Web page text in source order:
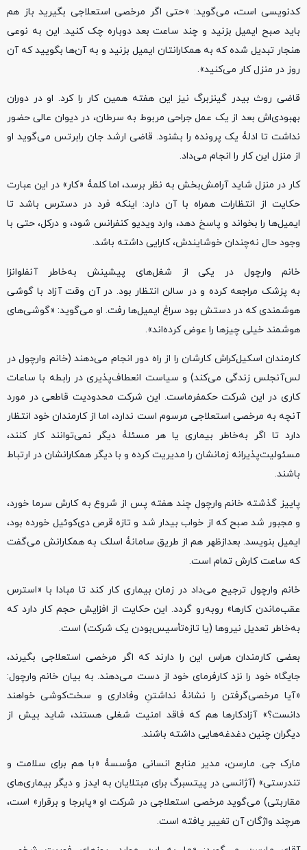
کدنویسی است، می‌گوید: «حتی اگر مرخصی استعلاجی بگیرید باز هم
باید صبح ایمیل بزنید و چند ساعت بعد دوباره چک کنید. این به نوعی
هنجار تبدیل شده که به همکارانتان ایمیل بزنید و به آن‌ها بگویید که آن
روز در منزل کار می‌کنید».
قاضی روث بیدر گینزبرگ نیز این هفته همین کار را کرد. او در دوران
بهبودی‌اش بعد از یک عمل جراحی مربوط به سرطان، در دیوان عالی حضور
نداشت تا ادلۀ یک پرونده را بشنود. قاضی ارشد جان رابرتس می‌گوید او
از منزل این کار را انجام می‌داد.
کار در منزل شاید آرامش‌بخش به نظر برسد، اما کلمۀ «کار» در این عبارت
حکایت از انتظارات همراه با آن دارد: اینکه فرد در دسترس باشد تا
ایمیل‌ها را بخواند و پاسخ دهد، وارد ویدیو کنفرانس شود، و درکل، حتی با
وجود حال نه‌چندان خوشایندش، کارایی داشته باشد.
خانم وارچول در یکی از شغل‌های پیشینش به‌خاطر آنفلوانزا
به پزشک مراجعه کرده و در سالن انتظار بود. در آن وقت آزاد با گوشی
هوشمندی که در دستش بود سراغ ایمیل‌ها رفت. او می‌گوید: «گوشی‌های
هوشمند خیلی چیزها را عوض کرده‌اند».
کارمندان اسکیل‌کراش کارشان را از راه دور انجام می‌دهند (خانم وارچول در
لس‌آنجلس زندگی می‌کند) و سیاست انعطاف‌پذیری در رابطه با ساعات
کاری در این شرکت حکمفرماست. این شرکت محدودیت قاطعی در مورد
آنچه به مرخصی استعلاجی مرسوم است ندارد، اما از کارمندان خود انتظار
دارد تا اگر به‌خاطر بیماری یا هر مسئلۀ دیگر نمی‌توانند کار کنند،
مسئولیت‌پذیرانه زمانشان را مدیریت کرده و با دیگر همکارانشان در ارتباط
باشند.
پاییز گذشته خانم وارچول چند هفته پس از شروع به کارش سرما خورد،
و مجبور شد صبح که از خواب بیدار شد و تازه قرص دی‌کوئیل خورده بود،
ایمیل بنویسد. بعدازظهر هم از طریق سامانۀ اسلک به همکارانش می‌گفت
که ساعت کارش تمام است.
خانم وارچول ترجیح می‌داد در زمان بیماری کار کند تا مبادا با «استرس
عقب‌ماندن کارها» روبه‌رو گردد. این حکایت از افزایش حجم کار دارد که
به‌خاطر تعدیل نیروها (یا تازه‌تأسیس‌بودن یک شرکت) است.
بعضی کارمندان هراس این را دارند که اگر مرخصی استعلاجی بگیرند،
جایگاه خود را نزد کارفرمای خود از دست می‌دهند. به بیان خانم وارچول:
«آیا مرخصی‌گرفتن را نشانۀ نداشتنِ وفاداری و سخت‌کوشی خواهند
دانست؟» آزادکارها هم که فاقد امنیت شغلی هستند، شاید بیش از
دیگران چنین دغدغه‌هایی داشته باشند.
مارک جی. مارسن، مدیر منابع انسانی مؤسسۀ «با هم برای سلامت و
تندرستی» (آژانسی در پیتسبرگ برای مبتلایان به ایدز و دیگر بیماری‌های
مقاربتی) می‌گوید مرخصی استعلاجی در شرکت او «پابرجا و برقرار» است،
هرچند واژگان آن تغییر یافته است.